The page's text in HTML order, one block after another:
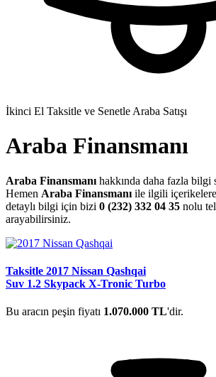
İkinci El Taksitle ve Senetle Araba Satışı
Araba Finansmanı
Araba Finansmanı hakkında daha fazla
Hemen Araba Finansmanı ile ilgili
detaylı bilgi için bizi 0 (232) 332 04 35 nolu
arayabilirsiniz.
Taksitle 2017 Nissan Qashqai
Suv 1.2 Skypack X-Tronic Turbo
Bu aracın peşin fiyatı 1.070.000 TL'dir.